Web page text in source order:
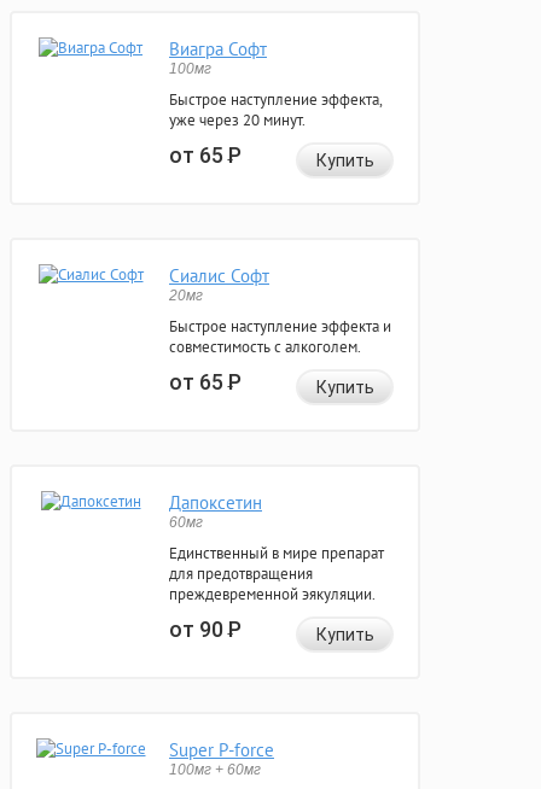
Виагра Софт
100мг
Быстрое наступление эффекта,
уже через 20 минут.
от 65Р Купить
Сиалис Софт
20мг
Быстрое наступление эффекта и
совместимость с алкоголем.
от 65Р Купить
Дапоксетин
60мг
Единственный в мире препарат
для предотвращения
преждевременной эякуляции.
от 90Р Купить
Super P-force
100мг + 60мг